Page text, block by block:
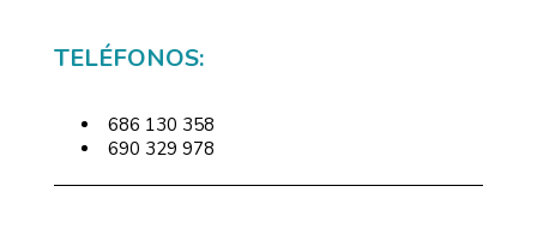
TELÉFONOS:
686 130 358
690 329 978